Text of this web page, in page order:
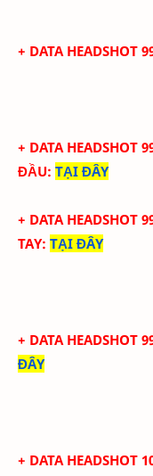
+ DATA HEADSHOT
+ DATA HEADSHOT
ĐẦU: TẠI ĐÂY
+ DATA HEADSHOT
TAY: TẠI ĐÂY
+ DATA HEADSHOT
ĐÂY
+ DATA HEADSHOT